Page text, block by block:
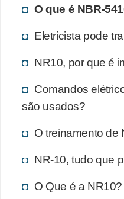
O que é NBR-
Eletricista pode
NR10, por que é
Comandos
são usados?
O treinamento de
NR-10, tudo que
O Que é a NR10?